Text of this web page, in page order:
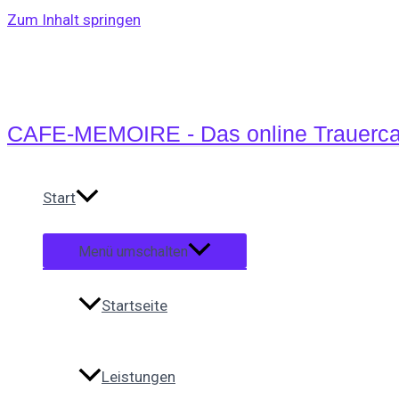
Zum Inhalt springen
CAFE-MEMOIRE - Das online
Start
Menü umschalten
Startseite
Leistungen